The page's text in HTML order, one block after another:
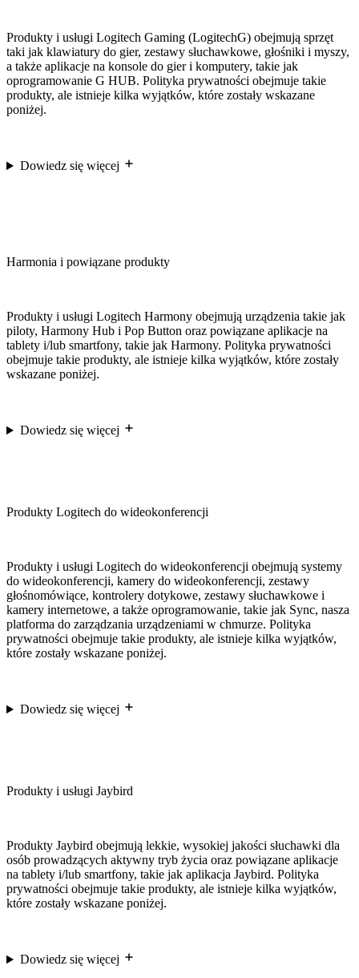
Produkty i usługi Logitech Gaming (LogitechG) obejmują sprzęt
taki jak klawiatury do gier, zestawy słuchawkowe, głośniki i myszy,
a także aplikacje na konsole do gier i komputery, takie jak
oprogramowanie G HUB. Polityka prywatności obejmuje takie
produkty, ale istnieje kilka wyjątków, które zostały wskazane
poniżej.
Dowiedz się więcej
Harmonia i powiązane produkty
Produkty i usługi Logitech Harmony obejmują urządzenia takie jak
piloty, Harmony Hub i Pop Button oraz powiązane aplikacje na
tablety i/lub smartfony, takie jak Harmony. Polityka prywatności
obejmuje takie produkty, ale istnieje kilka wyjątków, które zostały
wskazane poniżej.
Dowiedz się więcej
Produkty Logitech do wideokonferencji
Produkty i usługi Logitech do wideokonferencji obejmują systemy
do wideokonferencji, kamery do wideokonferencji, zestawy
głośnomówiące, kontrolery dotykowe, zestawy słuchawkowe i
kamery internetowe, a także oprogramowanie, takie jak Sync, nasza
platforma do zarządzania urządzeniami w chmurze. Polityka
prywatności obejmuje takie produkty, ale istnieje kilka wyjątków,
które zostały wskazane poniżej.
Dowiedz się więcej
Produkty i usługi Jaybird
Produkty Jaybird obejmują lekkie, wysokiej jakości słuchawki dla
osób prowadzących aktywny tryb życia oraz powiązane aplikacje
na tablety i/lub smartfony, takie jak aplikacja Jaybird. Polityka
prywatności obejmuje takie produkty, ale istnieje kilka wyjątków,
które zostały wskazane poniżej.
Dowiedz się więcej